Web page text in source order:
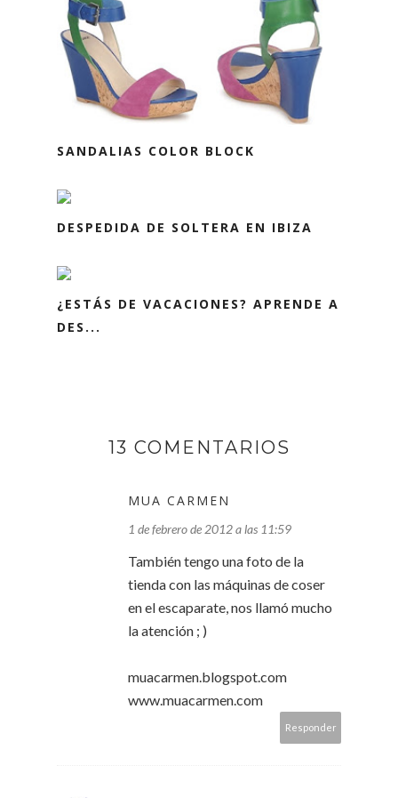
SANDALIAS COLOR BLOCK
DESPEDIDA DE SOLTERA EN IBIZA
¿ESTÁS DE VACACIONES? APRENDE A
DES...
13 COMENTARIOS
MUA CARMEN
1 de febrero de 2012 a las 11:59
También tengo una foto de la
tienda con las máquinas de coser
en el escaparate, nos llamó mucho
la atención ; )
muacarmen.blogspot.com
www.muacarmen.com
Responder